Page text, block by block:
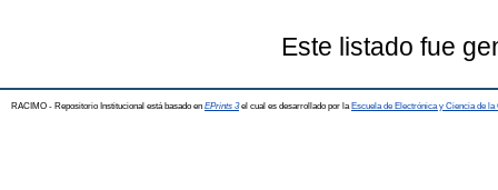
Este listado fue
RACIMO - Repositorio Institucional está basado en EPrints 3el cual es desarrollado por la Escuela de Electrónica y Ciencia de la